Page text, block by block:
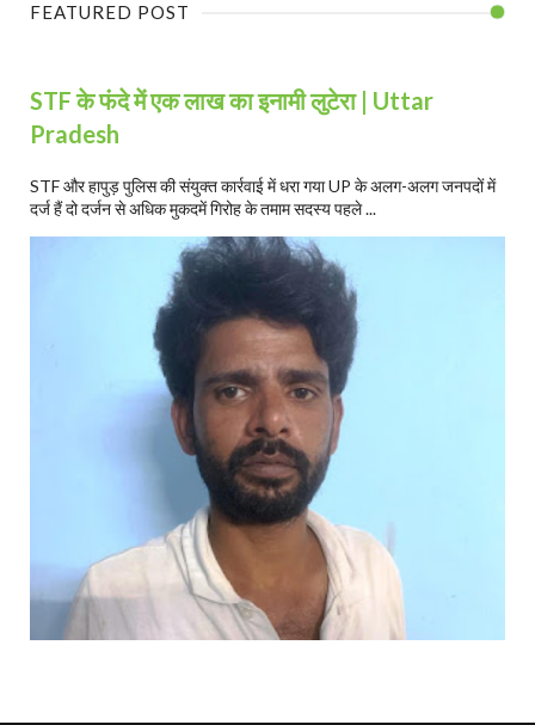
FEATURED POST
STF के फंदे में एक लाख का इनामी लुटेरा | Uttar
Pradesh
STF और हापुड़ पुलिस की संयुक्त कार्रवाई में धरा गया UP के अलग-अलग जनपदों में
दर्ज हैं दो दर्जन से अधिक मुकदमें गिरोह के तमाम सदस्य पहले ...